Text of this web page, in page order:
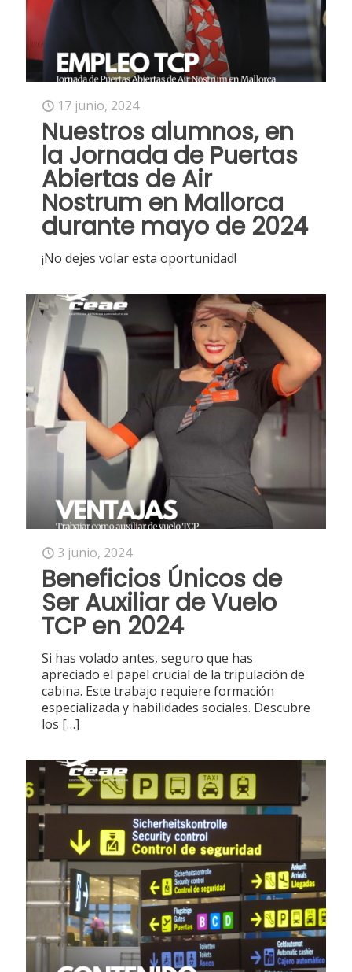
17 junio, 2024
Nuestros alumnos, en
la Jornada de Puertas
Abiertas de Air
Nostrum en Mallorca
durante mayo de 2024
¡No dejes volar esta oportunidad!
3 junio, 2024
Beneficios Únicos de
Ser Auxiliar de Vuelo
TCP en 2024
Si has volado antes, seguro que has
apreciado el papel crucial de la tripulación de
cabina. Este trabajo requiere formación
especializada y habilidades sociales. Descubre
los […]